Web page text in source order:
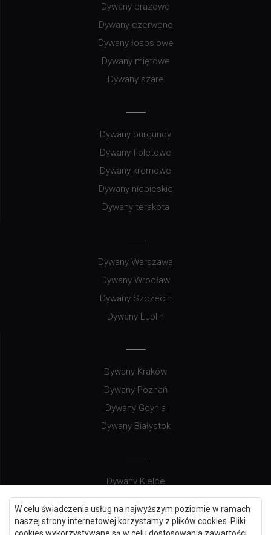
W celu świadczenia usług na najwyższym poziomie w ramach
naszej strony internetowej korzystamy z plików cookies. Pliki
Dywany brązowe
Dywany czerwone
Dywany łososiowe
Dywany miętowe
Dywany szare
Dywany burgundy
Dywany fioletowe
Dywany kremowe
Dywany niebieskie
Dywany terakota
Dywany Warszawa
Dywany Wrocław
Dywany Szczecin
Dywany Lublin
Dywany Kraków
Dywany Poznań
Dywany Gdynia
Dywany Białystok
Dywany Kielce
Dywany Gdańsk
Dywany Toruń